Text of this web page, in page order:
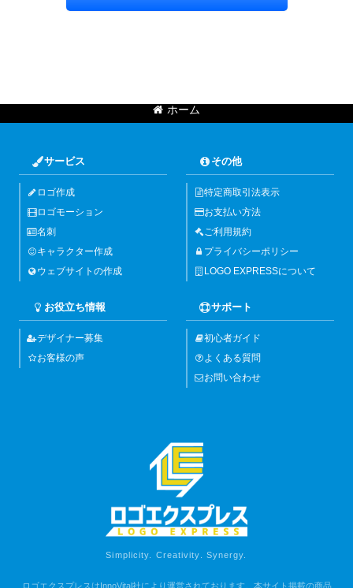
ホーム
サービス
ロゴ作成
ロゴモーション
名刺
キャラクター作成
ウェブサイトの作成
その他
特定商取引法表示
お支払い方法
ご利用規約
プライバシーポリシー
LOGO EXPRESSについて
お役立ち情報
デザイナー募集
お客様の声
サポート
初心者ガイド
よくある質問
お問い合わせ
Simplicity. Creativity. Synergy.
ロゴエクスプレスはInnoVital社により運営されております。本サイト掲載の商品